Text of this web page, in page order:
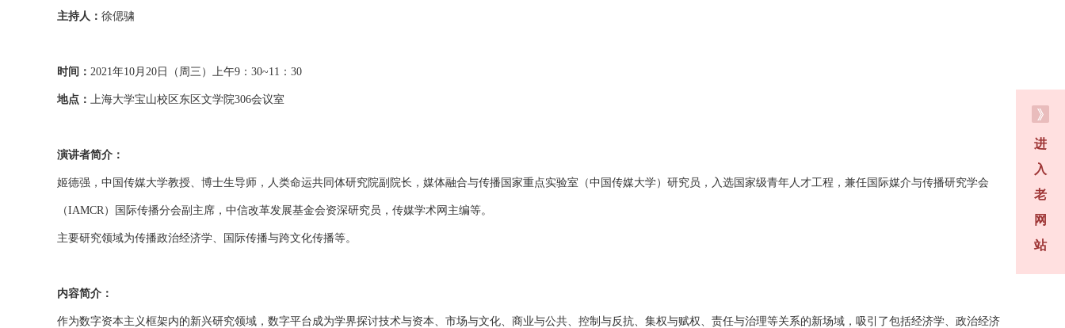
进
入
老
网
站
主持人： 徐偲骕
时间： 2021年10月20日（周三）上午9：30~11：30
地点： 上海大学宝山校区东区文学院306会议室
演讲者简介：
姬德强，中国传媒大学教授、博士生导师，人类命运共同体研究院副院长，媒体融合与传播国家重点实验室（中国传媒大学）研究员，入选国家级青年人才工程，兼任国际媒介与传播研究学会
（IAMCR）国际传播分会副主席，中信改革发展基金会资深研究员，传媒学术网主编等。
主要研究领域为传播政治经济学、国际传播与跨文化传播等。
内容简介：
作为数字资本主义框架内的新兴研究领域，数字平台成为学界探讨技术与资本、市场与文化、商业与公共、控制与反抗、集权与赋权、责任与治理等关系的新场域，吸引了包括经济学、政治经济